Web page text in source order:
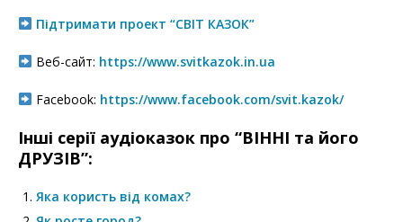
Підтримати проект “СВІТ КАЗОК”
Веб-сайт: https://www.svitkazok.in.ua
Facebook: https://www.facebook.com/svit.kazok/
Інші серії аудіоказок про “ВІННІ та його
ДРУЗІВ”:
Яка користь від комах?